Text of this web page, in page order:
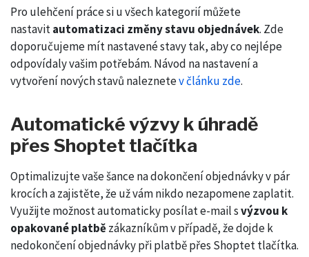
Pro ulehčení práce si u všech kategorií můžete
nastavitautomatizaci změny stavu objednávek. Zde
doporučujeme mít nastavené stavy tak, aby co nejlépe
odpovídaly vašim potřebám. Návod na nastavení a
vytvoření nových stavů naleznetev článku zde.
Automatické výzvy k úhradě
přes Shoptet tlačítka
Optimalizujte vaše šance na dokončení objednávky v pár
krocích a zajistěte, že už vám nikdo nezapomene zaplatit.
Využijte možnost automaticky posílat e-mail svýzvou k
opakované platbězákazníkům v případě, že dojde k
nedokončení objednávky při platbě přes Shoptet tlačítka.